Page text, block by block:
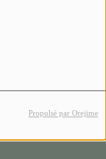
Propulsé par Orejime